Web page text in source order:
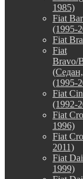
1985)
Fiat
(1995-
Fiat
Fiat
Bravo/
(1995-
Fiat
(1992-
Fiat
1996)
Fiat
2011)
Fiat
1999)